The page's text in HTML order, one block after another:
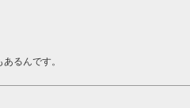
るんです。